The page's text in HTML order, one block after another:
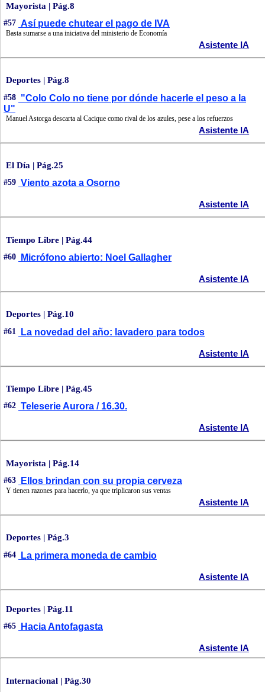
Mayorista | Pág.8
#57 Así puede chutear el pago de IVA
Basta sumarse a una iniciativa del ministerio de Economía
Asistente IA
Deportes | Pág.8
#58 "Colo Colo no tiene por dónde hacerle el peso a la
U"
Manuel Astorga descarta al Cacique como rival de los azules, pese a los refuerzos
Asistente IA
El Día | Pág.25
#59 Viento azota a Osorno
Asistente IA
Tiempo Libre | Pág.44
#60 Micrófono abierto: Noel Gallagher
Asistente IA
Deportes | Pág.10
#61 La novedad del año: lavadero para todos
Asistente IA
Tiempo Libre | Pág.45
#62 Teleserie Aurora / 16.30.
Asistente IA
Mayorista | Pág.14
#63 Ellos brindan con su propia cerveza
Y tienen razones para hacerlo, ya que triplicaron sus ventas
Asistente IA
Deportes | Pág.3
#64 La primera moneda de cambio
Asistente IA
Deportes | Pág.11
#65 Hacia Antofagasta
Asistente IA
Internacional | Pág.30